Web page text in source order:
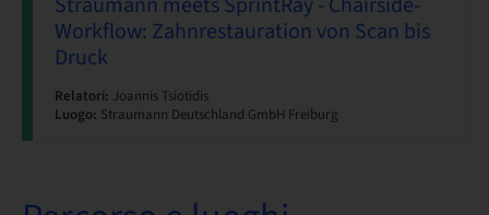
Workflow: Zahnrestauration von Scan bis
Druck
Relatori: Joannis Tsiotidis
Luogo: Straumann Deutschland GmbH Freiburg